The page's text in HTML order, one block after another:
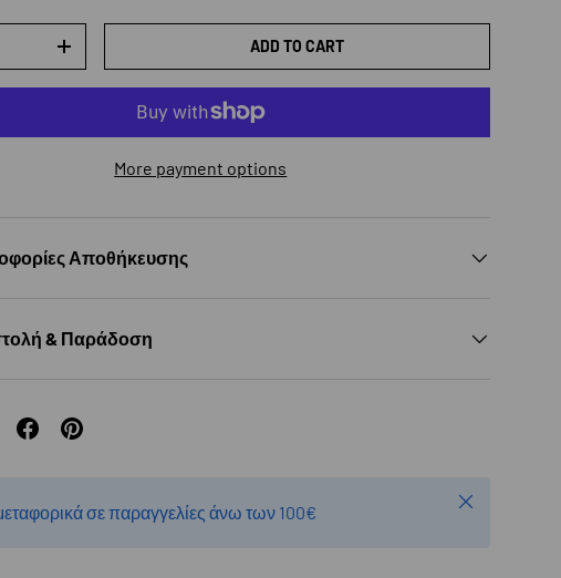
QUANTITYINCREASE QUANTITY ADD TO CART
More payment options
Αποθήκευσης
& Παράδοση
σε παραγγελίες άνω των 100€
Close